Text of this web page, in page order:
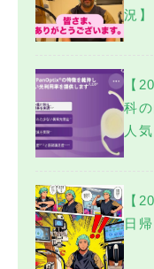
況】
【
科
人
【
日